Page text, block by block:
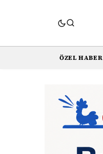
ÖZEL HABER